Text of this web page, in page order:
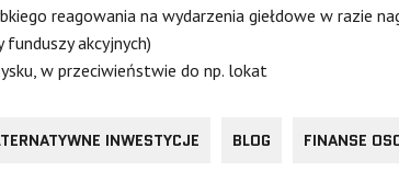
reagowania na wydarzenia giełdowe w razie
funduszy akcyjnych)
w przeciwieństwie do np. lokat
INWESTYCJE BLOG FINANSE